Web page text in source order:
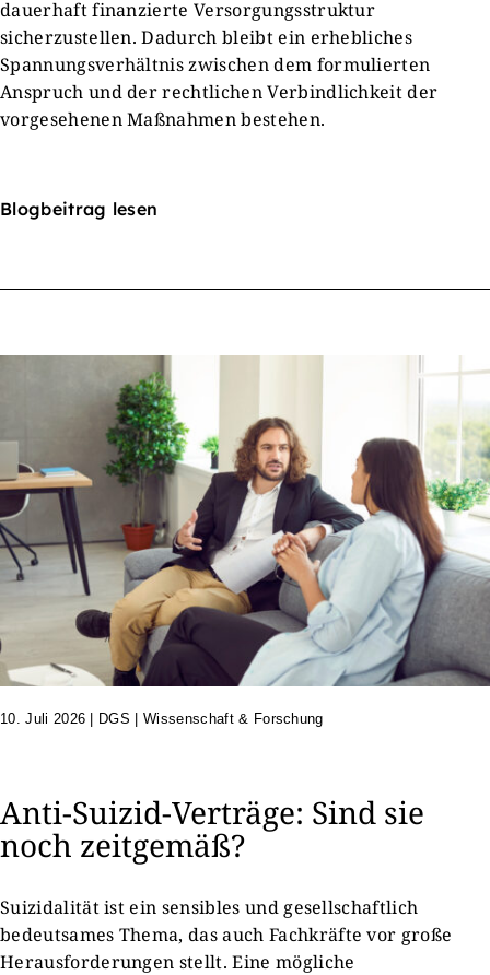
dauerhaft finanzierte Versorgungsstruktur
sicherzustellen. Dadurch bleibt ein erhebliches
Spannungsverhältnis zwischen dem formulierten
Anspruch und der rechtlichen Verbindlichkeit der
vorgesehenen Maßnahmen bestehen.
Blogbeitrag lesen
10. Juli 2026 DGS | Wissenschaft & Forschung
Anti-Suizid-Verträge: Sind sie
noch zeitgemäß?
Suizidalität ist ein sensibles und gesellschaftlich
bedeutsames Thema, das auch Fachkräfte vor große
Herausforderungen stellt. Eine mögliche